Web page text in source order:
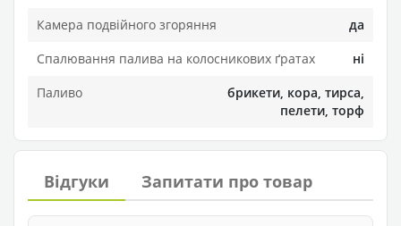
Камера подвійного згоряння
да
Спалювання палива на колосникових ґратах
ні
Паливо
брикети, кора, тирса,
пелети, торф
Відгуки Запитати про товар